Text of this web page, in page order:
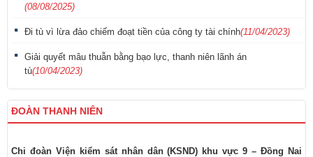
(08/08/2025)
Đi tù vì lừa đảo chiếm đoạt tiền của công ty tài chính(11/04/2023)
Giải quyết mâu thuẫn bằng bạo lực, thanh niên lãnh án
tù(10/04/2023)
ĐOÀN THANH NIÊN
Chi đoàn Viện kiểm sát nhân dân (KSND) khu vực 9 – Đồng Nai